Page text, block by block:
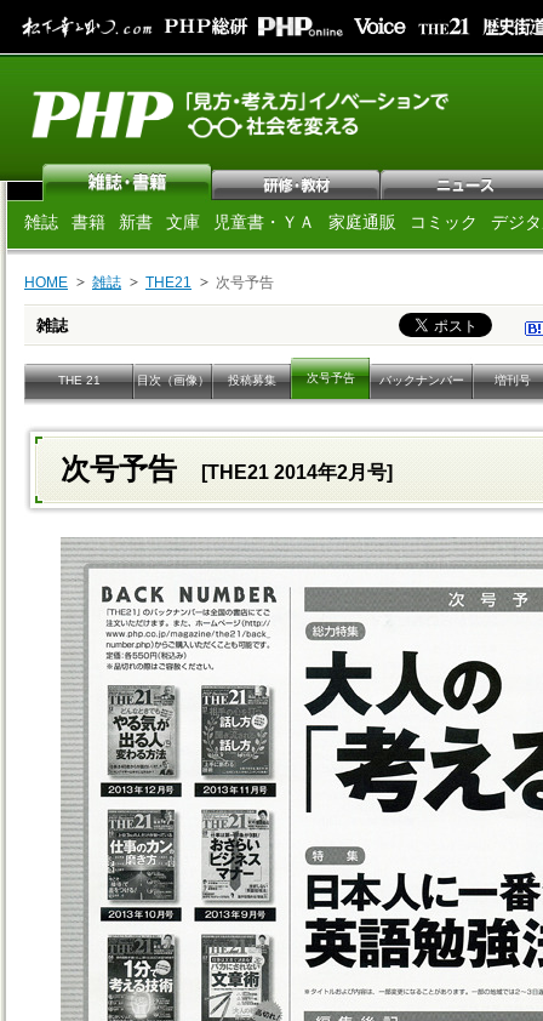
雑誌 書籍 新書 文庫 児童書・ＹＡ 家庭通販 コミック デジ
HOME 雑誌 THE21 次号予告
雑誌
THE 21 目次（画像） 投稿募集 次号予告 バックナンバー 増刊号
次号予告 [THE21 2014年2月号]